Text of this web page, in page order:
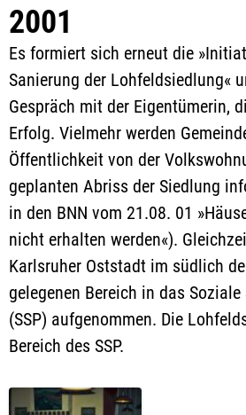
2001
Es formiert sich erneut die
Sanierung der Lohfeldsiedlung«
Gespräch mit der Eigentümerin,
Erfolg. Vielmehr werden
Öffentlichkeit von der
geplanten Abriss der Siedlung
in den BNN vom 21.08. 01
nicht erhalten werden«).
Karlsruher Oststadt im südlich
gelegenen Bereich in das
(SSP) aufgenommen. Die
Bereich des SSP.